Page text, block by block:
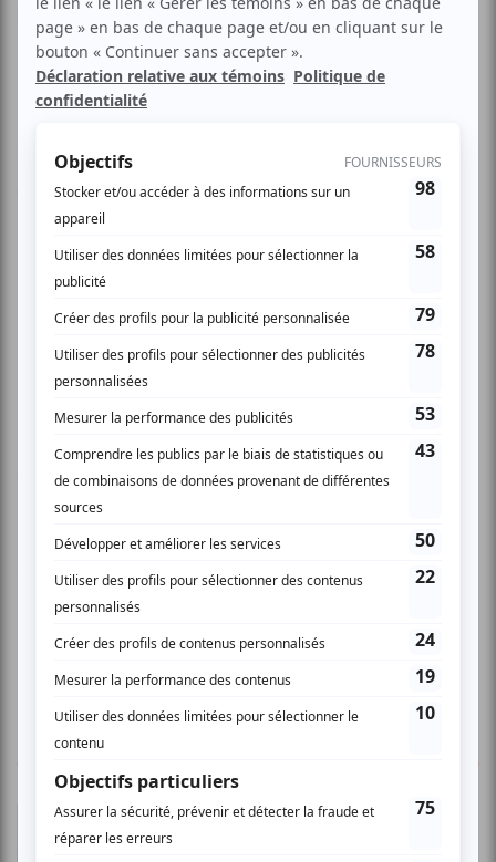
passage
Pour clôturer son cycle de créations de dix ans entamé en
Momentum vous invite à un cabaret rétrospectif
réunissant les neufs membres de la compagnie:
Céline Bonnier, Nathalie Claude, Stéphane Crête,
Stéphane Demers, Dominique Leduc, Jean-Frédéric
Messier, Sylvie Moreau, François Papineau et Marcel
Pomerlo.
Ils seront accompagnés sur scène par les musiciens
d’Hoshelaga, par le Quatuor Bozzini et par plusieurs autres
invités.
Pour finir la soirée en beauté, DJ Plastik Patrick sera là pour
tous vous faire danser.
www.theatremomentum.ca
1 COMMENTAIRE DE MEMBRE
Chantal P. - 2010-10-02 16:32:22
Célébration d'un siècle nouveau Soirée